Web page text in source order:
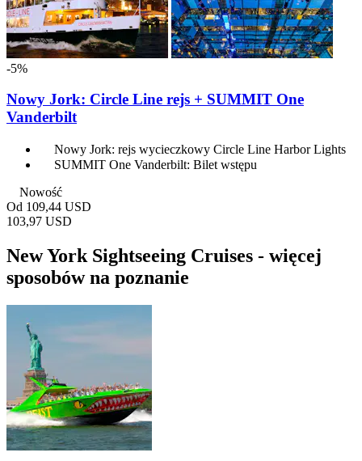
-5%
Nowy Jork: Circle Line rejs + SUMMIT One
Vanderbilt
Nowy Jork: rejs wycieczkowy Circle Line Harbor Lights
SUMMIT One Vanderbilt: Bilet wstępu
Nowość
Od 109,44 USD
103,97 USD
New York Sightseeing Cruises - więcej
sposobów na poznanie